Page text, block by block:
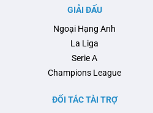
đội bóng này với Liên đoàn
GIẢI ĐẤU
Ngoại Hạng Anh
La Liga
Serie A
Champions League
ĐỐI TÁC TÀI TRỢ